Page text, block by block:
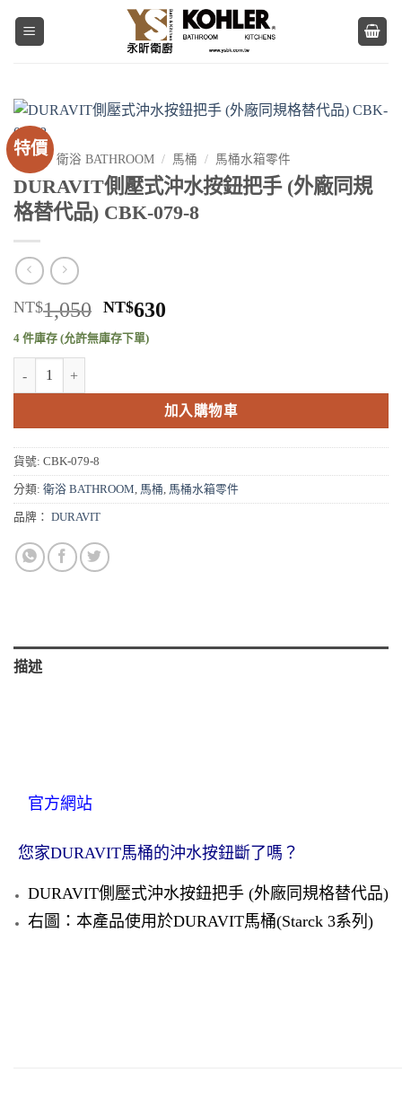
特價
首頁 / 衛浴 BATHROOM / 馬桶 / 馬桶水箱零件
DURAVIT側壓式沖水按鈕把手 (外廠同規
格替代品) CBK-079-8
NT$1,050 原
始
NT$1,050。
NT$630
NT$630。
4 件庫存 (允許無庫存下單)
DURAVIT側壓式沖水按鈕把手 (外廠同規格替代品) CBK-079-8 數量
加入購物車
貨號: CBK-079-8
分類: 衛浴 BATHROOM, 馬桶, 馬桶水箱零件
品牌： DURAVIT
描述
官方網站
您家DURAVIT馬桶的沖水按鈕斷了嗎？
DURAVIT側壓式沖水按鈕把手 (外廠同規格替代品)
右圖：本產品使用於DURAVIT馬桶(Starck 3系列)